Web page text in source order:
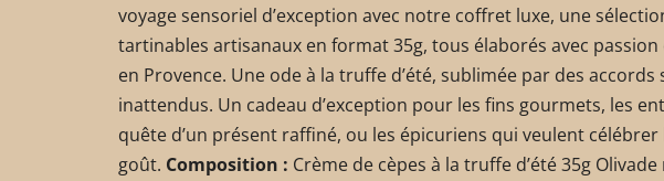
voyage sensoriel d’exception avec notre coffret luxe, une
tartinables artisanaux en format 35g, tous élaborés avec
en Provence. Une ode à la truffe d’été, sublimée par des accords
inattendus. Un cadeau d’exception pour les fins gourmets, les
quête d’un présent raffiné, ou les épicuriens qui veulent célébrer
goût. Composition : Crème de cèpes à la truffe d’été 35g